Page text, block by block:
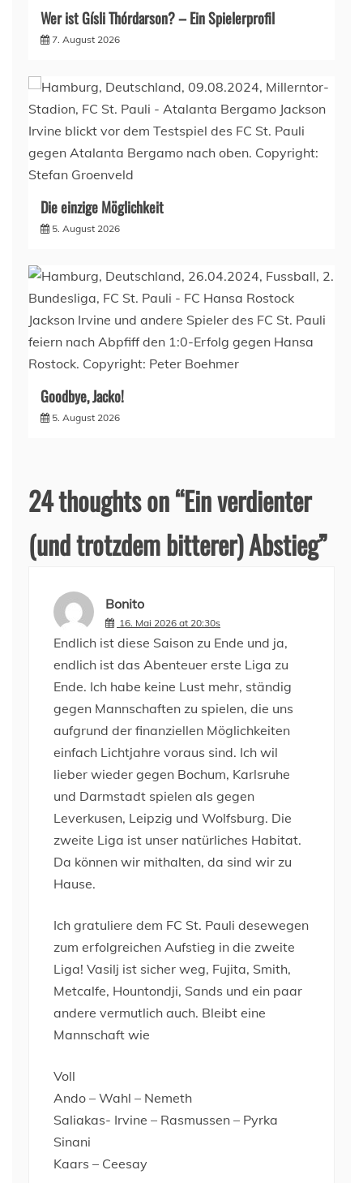
Wer ist Gísli Thórdarson? – Ein Spielerprofil
7. August 2026
Die einzige Möglichkeit
5. August 2026
Goodbye, Jacko!
5. August 2026
24 thoughts on “Ein verdienter
(und trotzdem bitterer) Abstieg”
Bonito
16. Mai 2026 at 20:30s
Endlich ist diese Saison zu Ende und ja,
endlich ist das Abenteuer erste Liga zu
Ende. Ich habe keine Lust mehr, ständig
gegen Mannschaften zu spielen, die uns
aufgrund der finanziellen Möglichkeiten
einfach Lichtjahre voraus sind. Ich wil
lieber wieder gegen Bochum, Karlsruhe
und Darmstadt spielen als gegen
Leverkusen, Leipzig und Wolfsburg. Die
zweite Liga ist unser natürliches Habitat.
Da können wir mithalten, da sind wir zu
Hause.
Ich gratuliere dem FC St. Pauli desewegen
zum erfolgreichen Aufstieg in die zweite
Liga! Vasilj ist sicher weg, Fujita, Smith,
Metcalfe, Hountondji, Sands und ein paar
andere vermutlich auch. Bleibt eine
Mannschaft wie
Voll
Ando – Wahl – Nemeth
Saliakas- Irvine – Rasmussen – Pyrka
Sinani
Kaars – Ceesay